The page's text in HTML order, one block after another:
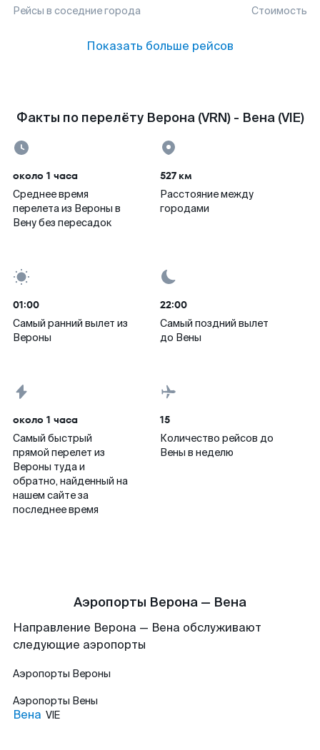
Рейсы в соседние города Стоимость
Показать больше рейсов
Факты по перелёту Верона (VRN) - Вена (VIE)
около 1 часа
Среднее время
перелета из Вероны в
Вену без пересадок
527 км
Расстояние между
городами
01:00
Самый ранний вылет из
Вероны
22:00
Самый поздний вылет
до Вены
около 1 часа
Самый быстрый
прямой перелет из
Вероны туда и
обратно, найденный на
нашем сайте за
последнее время
15
Количество рейсов до
Вены в неделю
Аэропорты Верона — Вена
Направление Верона — Вена обслуживают
следующие аэропорты
Аэропорты Вероны
Аэропорты Вены
Вена VIE